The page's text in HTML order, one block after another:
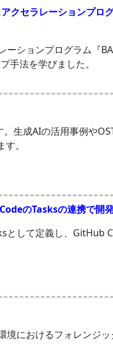
クセラレーションプロ
ションプログラム『
手法を学びました。
生成AIの活用事例や
。
のTasksの連携で開
として定義し、GitHub
境におけるフォレンジ